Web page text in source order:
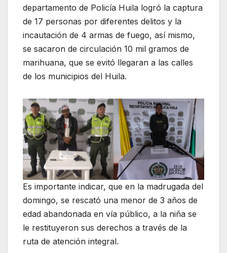
departamento de Policía Huila logró la captura
de 17 personas por diferentes delitos y la
incautación de 4 armas de fuego, así mismo,
se sacaron de circulación 10 mil gramos de
marihuana, que se evitó llegaran a las calles
de los municipios del Huila.
Es importante indicar, que en la madrugada del
domingo, se rescató una menor de 3 años de
edad abandonada en vía público, a la niña se
le restituyeron sus derechos a través de la
ruta de atención integral.